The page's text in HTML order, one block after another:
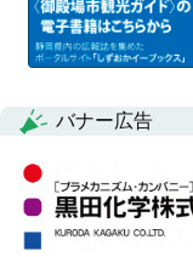
バナー広告